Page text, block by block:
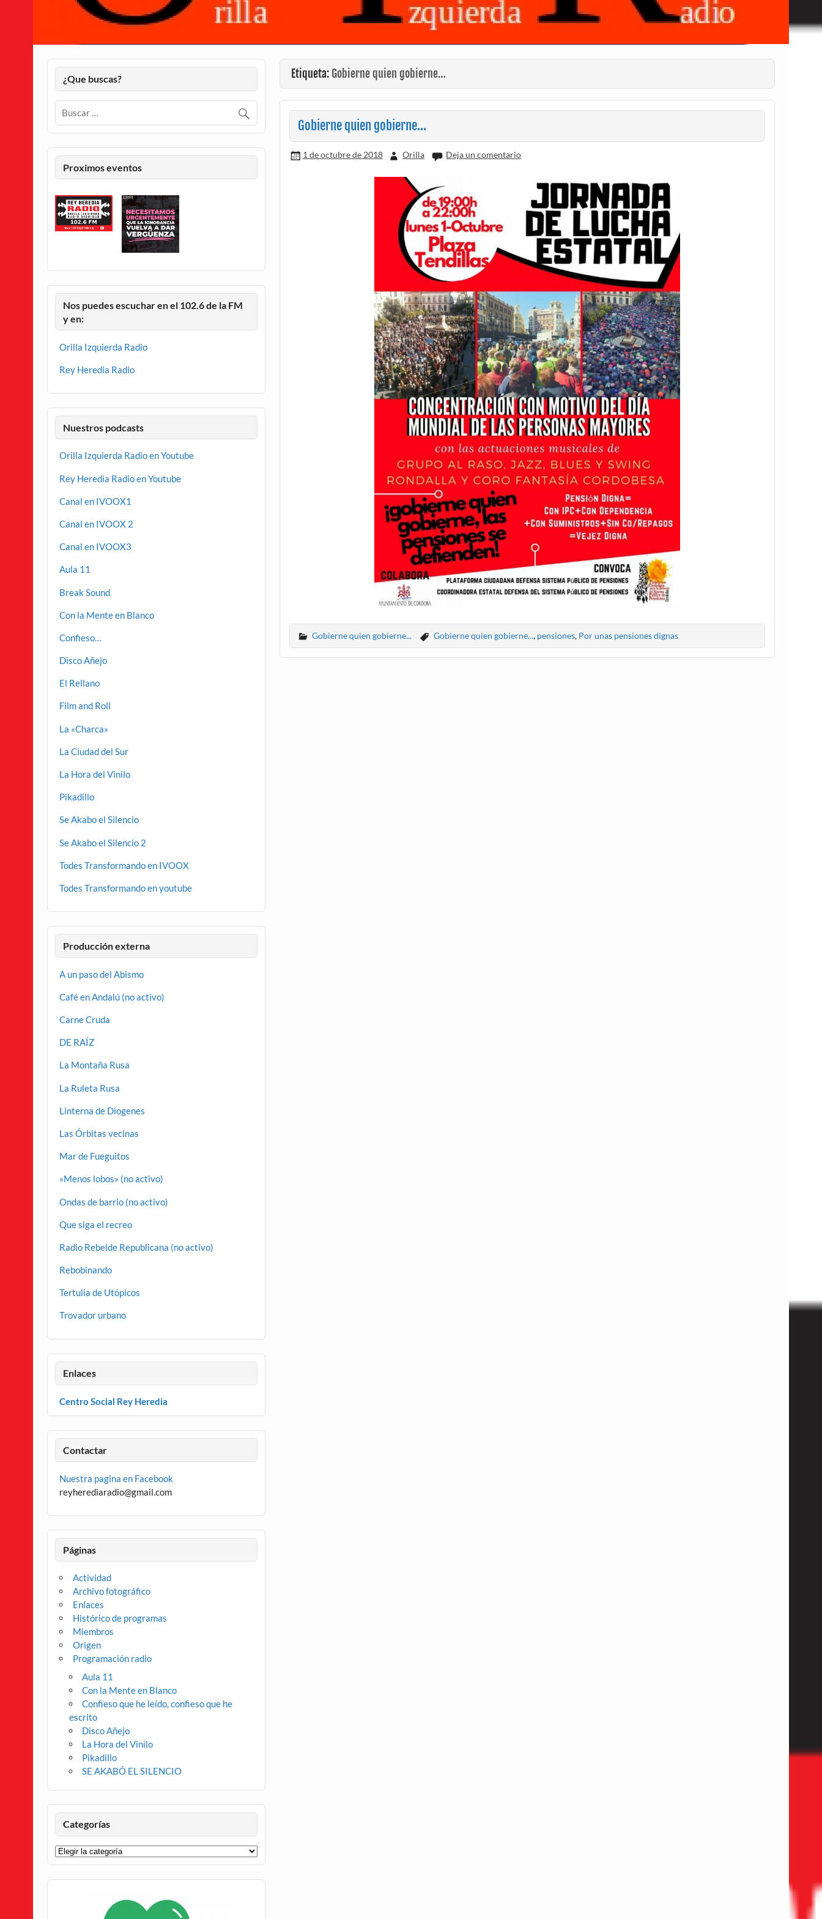
Etiqueta: Gobierne quien gobierne…
Gobierne quien gobierne…
1 de octubre de 2018 Orilla Deja un comentario
Gobierne quien gobierne... Gobierne quien gobierne..., pensiones, Por unas pensiones dignas
¿Que buscas?
Proximos eventos
Nos puedes escuchar en el 102.6 de la FM
y en:
Orilla Izquierda Radio
Rey Heredia Radio
Nuestros podcasts
Orilla Izquierda Radio en Youtube
Rey Heredia Radio en Youtube
Canal en IVOOX1
Canal en IVOOX 2
Canal en IVOOX3
Aula 11
Break Sound
Con la Mente en Blanco
Confieso…
Disco Añejo
El Rellano
Film and Roll
La «Charca»
La Ciudad del Sur
La Hora del Vinilo
Pikadillo
Se Akabo el Silencio
Se Akabo el Silencio 2
Todes Transformando en IVOOX
Todes Transformando en youtube
Producción externa
A un paso del Abismo
Café en Andalú (no activo)
Carne Cruda
DE RAÍZ
La Montaña Rusa
La Ruleta Rusa
Linterna de Diogenes
Las Órbitas vecinas
Mar de Fueguitos
«Menos lobos» (no activo)
Ondas de barrio (no activo)
Que siga el recreo
Radio Rebelde Republicana (no activo)
Rebobinando
Tertulia de Utópicos
Trovador urbano
Enlaces
Centro Social Rey Heredia
Contactar
Nuestra pagina en Facebook
reyherediaradio@gmail.com
Páginas
Actividad
Archivo fotográfico
Enlaces
Histórico de programas
Miembros
Origen
Programación radio
Aula 11
Con la Mente en Blanco
Confieso que he leído, confieso que he
escrito
Disco Añejo
La Hora del Vinilo
Pikadillo
SE AKABÓ EL SILENCIO
Categorías
Categorías